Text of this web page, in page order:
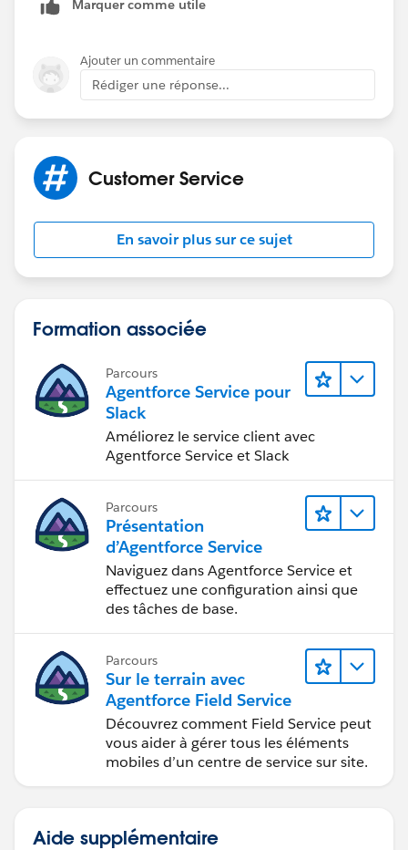
Marquer comme utile
Ajouter un commentaire
Rédiger une réponse...
Customer Service
En savoir plus sur ce sujet
Formation associée
Parcours
Agentforce Service pour
Slack
Améliorez le service client avec
Agentforce Service et Slack
Parcours
Présentation
d’Agentforce Service
Naviguez dans Agentforce Service et
effectuez une configuration ainsi que
des tâches de base.
Parcours
Sur le terrain avec
Agentforce Field Service
Découvrez comment Field Service peut
vous aider à gérer tous les éléments
mobiles d’un centre de service sur site.
Aide supplémentaire